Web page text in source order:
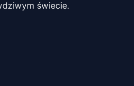
świecie.